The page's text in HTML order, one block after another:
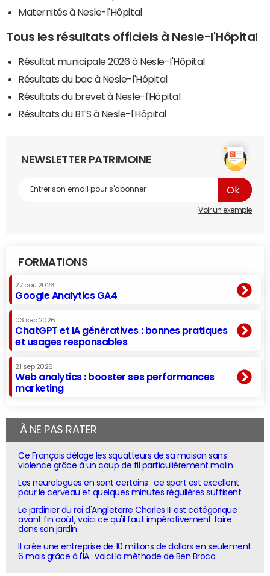
Maternités à Nesle-l'Hôpital
Tous les résultats officiels à Nesle-l'Hôpital
Résultat municipale 2026 à Nesle-l'Hôpital
Résultats du bac à Nesle-l'Hôpital
Résultats du brevet à Nesle-l'Hôpital
Résultats du BTS à Nesle-l'Hôpital
NEWSLETTER PATRIMOINE
Voir un exemple
FORMATIONS
27 aoû 2026
Google Analytics GA4
03 sep 2026
ChatGPT et IA génératives : bonnes pratiques
et usages responsables
21 sep 2026
Web analytics : booster ses performances
marketing
À NE PAS RATER
Ce Français déloge les squatteurs de sa maison sans
violence grâce à un coup de fil particulièrement malin
Les neurologues en sont certains : ce sport est excellent
pour le cerveau et quelques minutes régulières suffisent
Le jardinier du roi d'Angleterre Charles III est catégorique :
avant fin août, voici ce qu'il faut impérativement faire
dans son jardin
Il crée une entreprise de 10 millions de dollars en seulement
6 mois grâce à l'IA : voici la méthode de Ben Broca